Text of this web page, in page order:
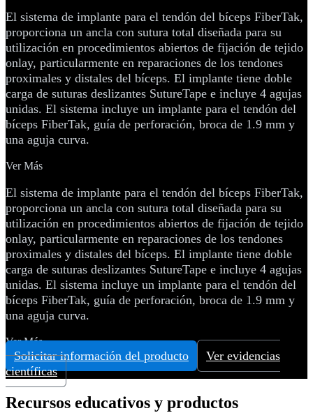
El sistema de implante para el tendón del bíceps FiberTak,
proporciona un ancla con sutura total diseñada para su
utilización en procedimientos abiertos de fijación de tejido
onlay, particularmente en reparaciones de los tendones
proximales y distales del bíceps. El implante tiene doble
carga de suturas deslizantes SutureTape e incluye 4 agujas
unidas. El sistema incluye un implante para el tendón del
bíceps FiberTak, guía de perforación, broca de 1.9 mm y
una aguja curva.
Ver Más
El sistema de implante para el tendón del bíceps FiberTak,
proporciona un ancla con sutura total diseñada para su
utilización en procedimientos abiertos de fijación de tejido
onlay, particularmente en reparaciones de los tendones
proximales y distales del bíceps. El implante tiene doble
carga de suturas deslizantes SutureTape e incluye 4 agujas
unidas. El sistema incluye un implante para el tendón del
bíceps FiberTak, guía de perforación, broca de 1.9 mm y
una aguja curva.
Ver Más
Solicitar información del producto
Ver evidencias
científicas
Recursos educativos y productos